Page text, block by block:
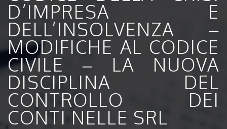
D’IMPRESA E
DELL’INSOLVENZA –
MODIFICHE AL CODICE
CIVILE – LA NUOVA
DISCIPLINA DEL
CONTROLLO DEI
CONTI NELLE SRL